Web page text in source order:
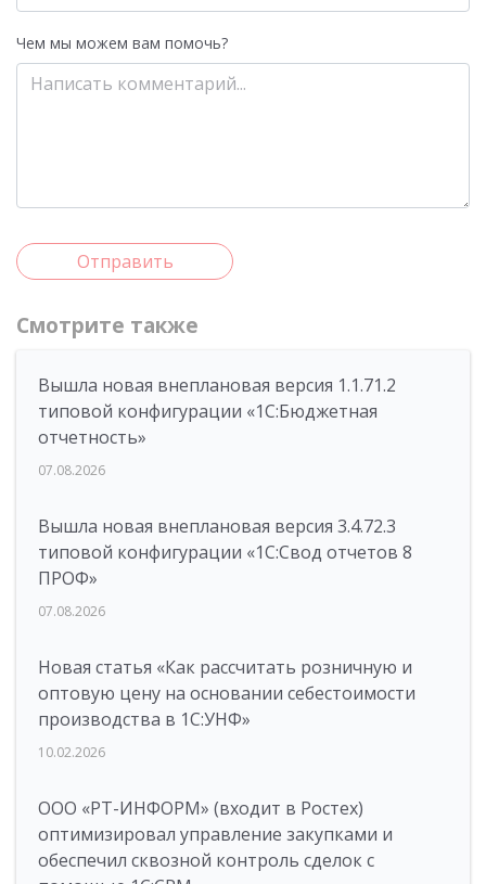
Чем мы можем вам помочь?
Отправить
Смотрите также
Вышла новая внеплановая версия 1.1.71.2
типовой конфигурации «1C:Бюджетная
отчетность»
07.08.2026
Вышла новая внеплановая версия 3.4.72.3
типовой конфигурации «1C:Свод отчетов 8
ПРОФ»
07.08.2026
Новая статья «Как рассчитать розничную и
оптовую цену на основании себестоимости
производства в 1С:УНФ»
10.02.2026
ООО «РТ-ИНФОРМ» (входит в Ростех)
оптимизировал управление закупками и
обеспечил сквозной контроль сделок с